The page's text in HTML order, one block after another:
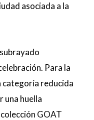
asociada a la
Para la
categoría reducida
una huella
GOAT